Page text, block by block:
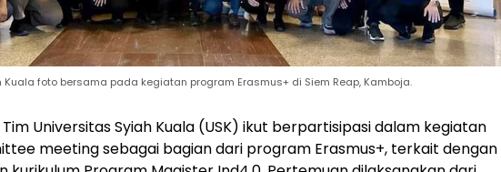
Kuala foto bersama pada kegiatan program Erasmus+ di Siem Reap, Kamboja.
Tim Universitas Syiah Kuala (USK) ikut berpartisipasi dalam kegiatan
meeting sebagai bagian dari program Erasmus+, terkait dengan